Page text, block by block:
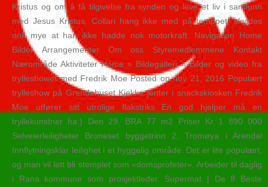
Kristus og om å få tilgivelse fra synden og leve et liv i samfunn
med Jesus Kristus. Collari hang ikke med på tempoet, skyldes
nok mye at han ikke hadde nok motorkraft. Navigation Home
Bilder Arrangementer Om oss Styremedlemmene Kontakt
Nærområde Aktiviteter Home » Bildegalleri » Bilder og video fra
trylleshowet med Fredrik Moe Posted on nov 21, 2016 Populært
trylleshow på Grendehuset Kjekke jenter i snackskiosken Fredrik
Moe utfører sitt utrolige flakstriks En god hjelper må en
tryllekunstner ha:) Den 29. BRA 77 m2 Priser Kr 1 890 000
Selveierleiligheter Broneset byggetrinn 2, Tromøya i Arendal
Innflytningsklar leilighet i et hyggelig område. Det er lite populært,
og man vil lett bli stemplet som «domsprofeter». Arbeider til daglig
i Rana kommune som prosjektleder. Supermat | De 8 Beste